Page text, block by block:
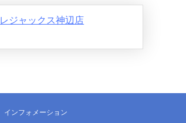
レジャックス神辺店
インフォメーション